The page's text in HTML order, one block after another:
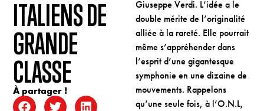
ITALIENS DE
GRANDE
CLASSE
À partager !
Giuseppe Verdi. L’idée a le
double mérite de l’originalité
alliée à la rareté. Elle pourrait
même s’appréhender dans
l’esprit d’une gigantesque
symphonie en une dizaine de
mouvements. Rappelons
qu’une seule fois, à l’O.N.L,